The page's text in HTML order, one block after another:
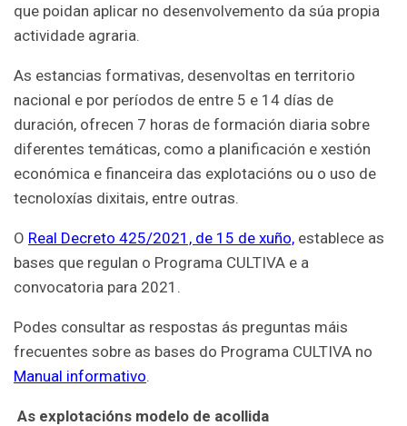
que poidan aplicar no desenvolvemento da súa propia
actividade agraria.
As estancias formativas, desenvoltas en territorio
nacional e por períodos de entre 5 e 14 días de
duración, ofrecen 7 horas de formación diaria sobre
diferentes temáticas, como a planificación e xestión
económica e financeira das explotacións ou o uso de
tecnoloxías dixitais, entre outras.
O Real Decreto 425/2021, de 15 de xuño, establece as
bases que regulan o Programa CULTIVA e a
convocatoria para 2021.
Podes consultar as respostas ás preguntas máis
frecuentes sobre as bases do Programa CULTIVA no
Manual informativo.
As explotacións modelo de acollida